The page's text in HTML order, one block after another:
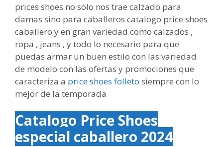
prices shoes no solo nos trae calzado para
damas sino para caballeros catalogo price shoes
caballero y en gran variedad como calzados ,
ropa , jeans , y todo lo necesario para que
puedas armar un buen estilo con las variedad
de modelo con las ofertas y promociones que
caracteriza a price shoes folleto siempre con lo
mejor de la temporada
Catalogo Price Shoes
especial caballero 2024